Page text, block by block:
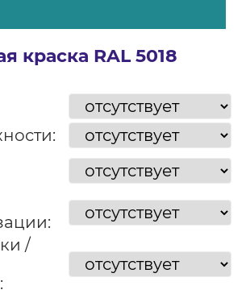
краска RAL 5018
/